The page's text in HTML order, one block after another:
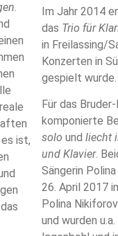
.
ist,
Im Jahr 2014
das Trio für
in Freilassing/
Konzerten in
gespielt wurde.
Für das
komponierte
solo und liecht
und Klavier.
Sängerin
26. April 2017
Polina
und wurden